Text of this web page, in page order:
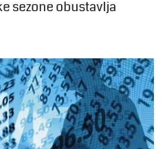
sezone obustavlja